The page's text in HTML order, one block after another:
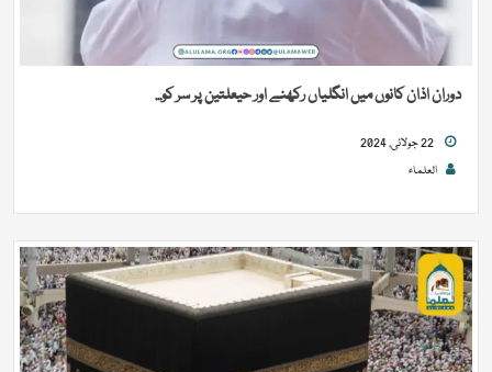
دوران اذان کانوں میں انگلیاں رکھنے اور حیعلتین پر سر کو...
العلماء